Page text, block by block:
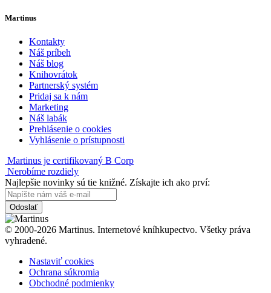
Martinus
Kontakty
Náš príbeh
Náš blog
Knihovrátok
Partnerský systém
Pridaj sa k nám
Marketing
Náš labák
Prehlásenie o cookies
Vyhlásenie o prístupnosti
Martinus je certifikovaný B Corp
Nerobíme rozdiely
Najlepšie novinky sú tie knižné. Získajte ich ako prví:
Odoslať
© 2000-2026 Martinus. Internetové kníhkupectvo. Všetky práva
vyhradené.
Nastaviť cookies
Ochrana súkromia
Obchodné podmienky